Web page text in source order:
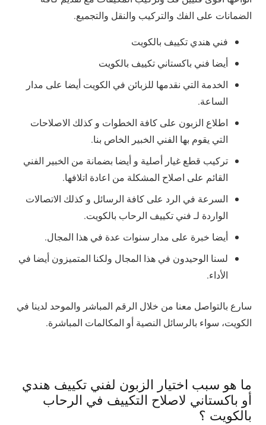
الضمانات على الفك والتركيب والنقل والتجميع.
فني هندي تكييف بالكويت
أيضا فني باكستاني تكييف بالكويت
الخدمة التي نقدمها للزبائن في الكويت أيضا على مدار
الساعة.
اطلاع الزبون على كافة الخطوات و كذلك الاصلاحات
التي يقوم بها الفني الخبير الخاص بنا.
تركيب قطع غيار أصلية و أيضا بضمانة من الخبير الفني
القائم على اصلاح المشكلة من اعادة اتلافها.
السرعة في الرد على كافة الرسائل و كذلك الاتصالات
الواردة لـ فني تكييف الرحاب بالكويت.
أيضا خبرة على مدار سنوات عدة في هذا المجال.
لسنا الوحيدون في هذا المجال ولكنا المتميزون أيضا في
الأداء.
سارع بالتواصل معنا من خلال الرقم المباشر والموحد لدينا في
الكويت، سواء بالرسائل النصية أو المكالمات المباشرة.
ما هو سبب اختيار الزبون لفني تكييف هندي
أو باكستاني لاصلاح التكييف في الرحاب
بالكويت ؟